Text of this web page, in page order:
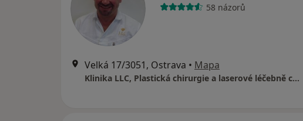
58 názorů
Velká 17/3051, Ostrava • Mapa
Klinika LLC, Plastická chirurgie a laserové léčebně centrum